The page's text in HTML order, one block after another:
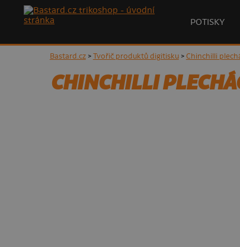
POTISKY
Bastard.cz> Tvořič produktů digitisku> Chinchilli
CHINCHILLI